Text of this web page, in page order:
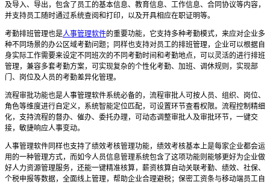
及导入、导出，包含了员工的基本信息、教育信息、工作信息、合同协议等内容，
并支持员工随时通过系统查阅和打印，以及开具相应在职证明等。
考勤排班管理也是人事管理软件的重要功能，它支持多种考勤模式，来应对企业多
种不同场景的办公区域考勤问题；同样也支持对员工的排班管理，企业可以根据自
身实际工作需要来设定不同班次的不同考勤时间和考勤地点，可以灵活的进行排班
管理， 兼容多套考勤方案，可实现复杂的个性化考勤、加班、调休规则，实现部
门、岗位及人员的考勤差异化管理。
流程审批功能也是人事管理软件系统必备的， 流程审批人可按人员、组织、岗位、
角色等维度进行自定义，系统智能定位匹配，可设置环节查看权限。流程控制精细
化，支持流程的督办、催办、委托办理，可动态调整审批人及审批环节，一键交
接，敏捷响应人事变动。
人事管理软件同样也支持了绩效考核管理功能，绩效考核基本上是每家企业都会运
用的一种管理方式，而如今人员信息管理系统包含了这项功能则能够更好为企业做
好人力资源管理服务， 还能一键精准核算，薪资核算自动关联考勤、绩效、社保、
个税申报等数据，全面线上管理，帮助企业合理避税；保密工资条与移动端员工自